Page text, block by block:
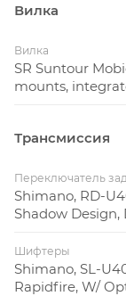
Вилка
Вилка
SR Suntour
mounts,
Трансмиссия
Переключатель
Shimano, RD-
Shadow
Шифтеры
Shimano, SL-
Rapidfire, W/